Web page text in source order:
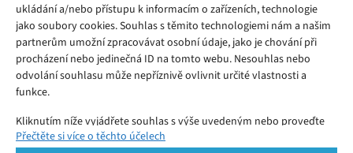
ukládání a/nebo přístupu k informacím o zařízeních, technologie
jako soubory cookies. Souhlas s těmito technologiemi nám a našim
partnerům umožní zpracovávat osobní údaje, jako je chování při
procházení nebo jedinečná ID na tomto webu. Nesouhlas nebo
odvolání souhlasu může nepříznivě ovlivnit určité vlastnosti a
funkce.
Kliknutím níže vyjádřete souhlas s výše uvedeným nebo proveďte
podrobnější rozhodnutí. Vaše volby budou použity pouze na tomto
Přečtěte si více o těchto účelech
také možné, že iPad 9 přinesepodporu MagSafe.
TakéiPad mini 6 se dočká menších změn vzhledus tenčími
rámečky a hranatějším designem. Mohl by být vybavenportem
Connectorpro klávesnice a další příslušenství.